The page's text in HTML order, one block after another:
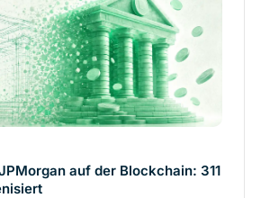
auf der Blockchain: 311